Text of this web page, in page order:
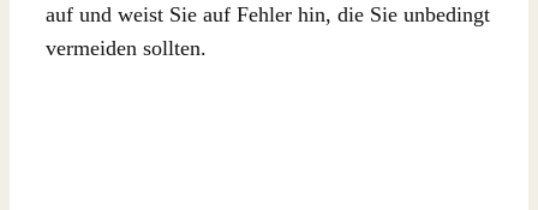
auf und weist Sie auf Fehler hin, die Sie unbedingt
vermeiden sollten.